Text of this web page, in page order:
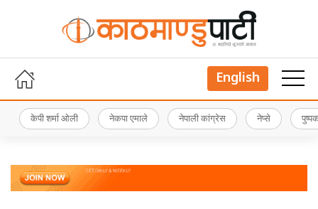
English
केपी शर्मा ओली नेकपा एमाले नेपाली कांग्रेस नेप्से